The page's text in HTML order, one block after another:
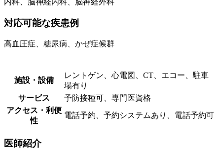
内科、脳神経内科、脳神経外科
対応可能な疾患例
高血圧症、糖尿病、かぜ症候群
施設・設備
レントゲン、心電図、CT、エコー、駐車
場有り
サービス
予防接種可、専門医資格
アクセス・利便
性
電話予約、予約システムあり、電話予約可
医師紹介